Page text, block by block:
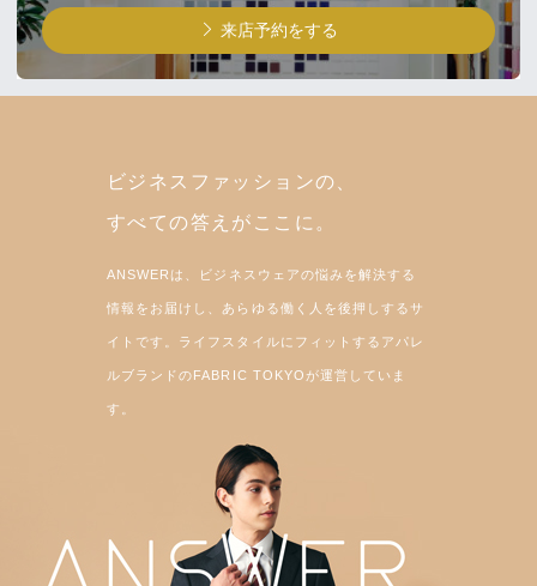
来店予約をする
ビジネスファッションの、
すべての答えがここに。
ANSWERは、ビジネスウェアの悩みを解決する
情報をお届けし、あらゆる働く人を後押しするサ
イトです。ライフスタイルにフィットするアパレ
ルブランドのFABRIC TOKYOが運営していま
す。